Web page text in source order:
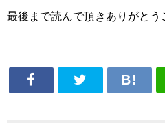
最後まで読んで頂きありがとう